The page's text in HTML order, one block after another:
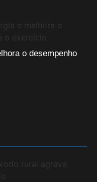
o desempenho